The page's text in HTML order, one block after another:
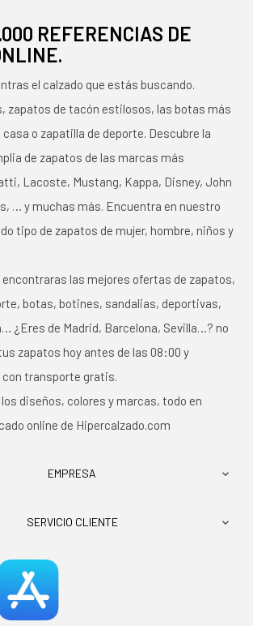
REFERENCIAS DE
el calzado que estás buscando.
zapatos de tacón estilosos, las botas más
o zapatilla de deporte. Descubre la
de zapatos de las marcas más
Lacoste, Mustang, Kappa, Disney, John
… y muchas más. Encuentra en nuestro
tipo de zapatos de mujer, hombre, niños y
las mejores ofertas de zapatos,
botas, botines, sandalias, deportivas,
¿Eres de Madrid, Barcelona, Sevilla…? no
zapatos hoy antes de las 08:00 y
con transporte gratis.
diseños, colores y marcas, todo en
online de Hipercalzado.com
EMPRESA 
SERVICIO CLIENTE 